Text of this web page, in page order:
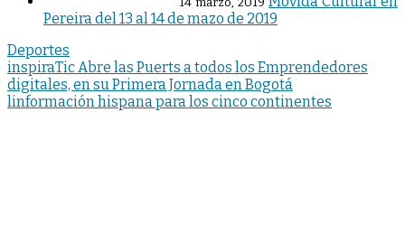
14 marzo, 2019
Pereira del 13 al 14 de mazo de 2019
Deportes
Navegación
de
inspiraTic Abre las Puerts a todos los Emprendedores
digitales, en su Primera Jornada en Bogotá
linformación hispana para los cinco continentes